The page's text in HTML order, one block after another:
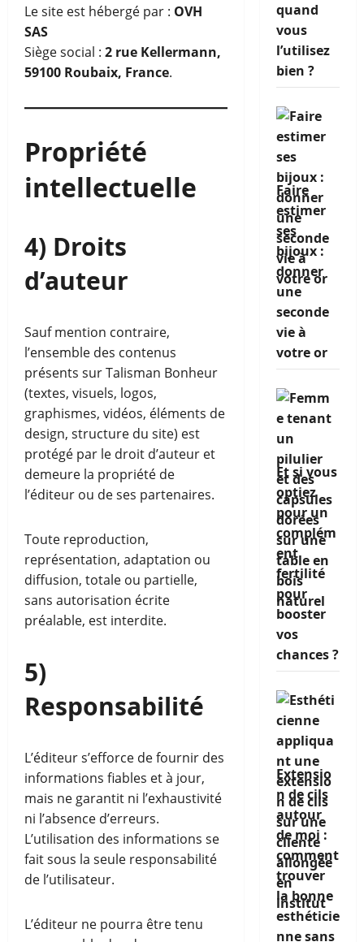
Le site est hébergé par : OVH
SAS
Siège social : 2 rue Kellermann,
59100 Roubaix, France.
Propriété
intellectuelle
4) Droits
d’auteur
Sauf mention contraire,
l’ensemble des contenus
présents sur Talisman Bonheur
(textes, visuels, logos,
graphismes, vidéos, éléments de
design, structure du site) est
protégé par le droit d’auteur et
demeure la propriété de
l’éditeur ou de ses partenaires.
Toute reproduction,
représentation, adaptation ou
diffusion, totale ou partielle,
sans autorisation écrite
préalable, est interdite.
5)
Responsabilité
L’éditeur s’efforce de fournir des
informations fiables et à jour,
mais ne garantit ni l’exhaustivité
ni l’absence d’erreurs.
L’utilisation des informations se
fait sous la seule responsabilité
de l’utilisateur.
L’éditeur ne pourra être tenu
quand
vous
l’utilisez
bien ?
Faire
estimer
ses
bijoux :
donner
une
seconde
vie à
votre or
Et si vous
optiez
pour un
complém
ent
fertilité
pour
booster
vos
chances ?
Extensio
n de cils
autour
de moi :
comment
trouver
la bonne
esthéticie
nne sans